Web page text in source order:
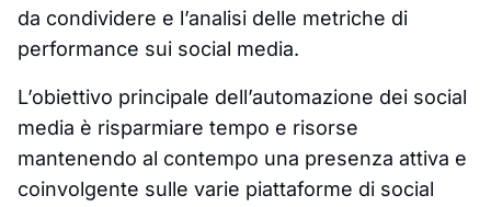
da condividere e l’analisi delle metriche di
performance sui social media.
L’obiettivo principale dell’automazione dei social
media è risparmiare tempo e risorse
mantenendo al contempo una presenza attiva e
coinvolgente sulle varie piattaforme di social